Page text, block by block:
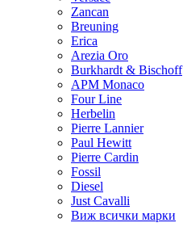
Zancan
Breuning
Erica
Arezia Oro
Burkhardt & Bischoff
APM Monaco
Four Line
Herbelin
Pierre Lannier
Paul Hewitt
Pierre Cardin
Fossil
Diesel
Just Cavalli
Виж всички марки